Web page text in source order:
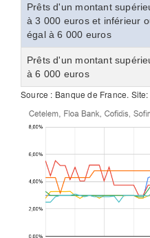
Prêts d'un montant
à 3 000 euros et inférieur
égal à 6 000 euros
Prêts d'un montant
à 6 000 euros
Source : Banque de France.